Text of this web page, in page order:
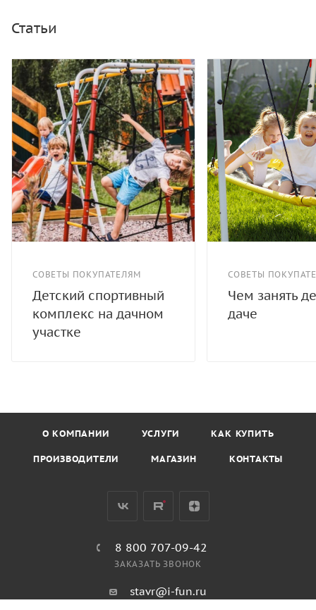
Статьи
СОВЕТЫ ПОКУПАТЕЛЯМ
Детский спортивный
комплекс на дачном
участке
СОВЕТЫ
Чем занять
даче
О КОМПАНИИ УСЛУГИ КАК КУПИТЬ
ПРОИЗВОДИТЕЛИ МАГАЗИН КОНТАКТЫ
8 800 707-09-42
ЗАКАЗАТЬ ЗВОНОК
stavr@i-fun.ru